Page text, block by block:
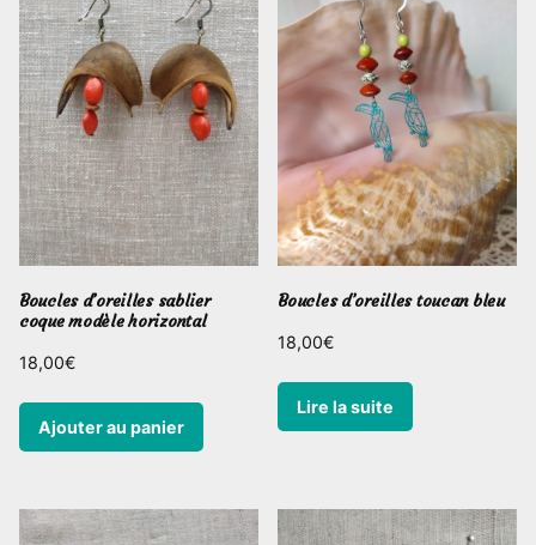
Boucles d’oreilles sablier
coque modèle horizontal
18,00€
Ajouter au panier
Boucles d’oreilles toucan bleu
18,00€
Lire la suite